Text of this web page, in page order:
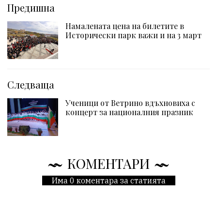
Предишна
Намалената цена на билетите в
Исторически парк важи и на 3 март
Следваща
Ученици от Ветрино вдъхновиха с
концерт за националния празник
КОМЕНТАРИ
Има 0 коментара за статията